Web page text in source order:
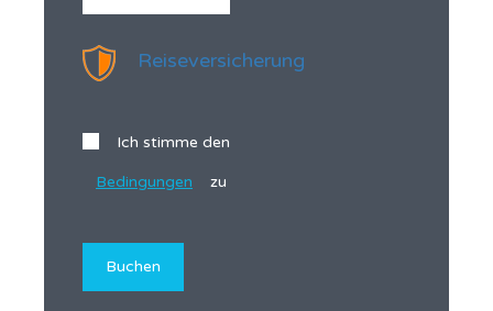
Reiseversicherung
Ich stimme den
Bedingungen zu